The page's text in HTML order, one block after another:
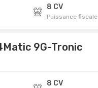
8 CV
Puissance fiscale
9G-Tronic
8 CV